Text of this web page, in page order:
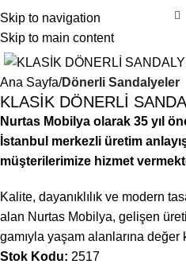
Skip to navigation
Skip to main content
Ana Sayfa Dönerli Sandalyeler
KLASİK DÖNERLİ
Nurtas Mobilya olarak 35 yıl
İstanbul merkezli üretim
müşterilerimize hizmet
Kalite, dayanıklılık ve modern
alan Nurtas Mobilya, gelişen
gamıyla yaşam alanlarına
Stok Kodu: 2517